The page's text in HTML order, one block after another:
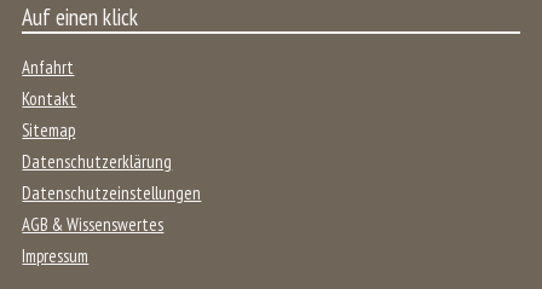
Auf einen klick
Anfahrt
Kontakt
Sitemap
Datenschutzerklärung
Datenschutzeinstellungen
AGB & Wissenswertes
Impressum